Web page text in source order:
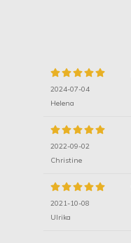
2024-07-04
Helena
2022-09-02
Christine
2021-10-08
Ulrika